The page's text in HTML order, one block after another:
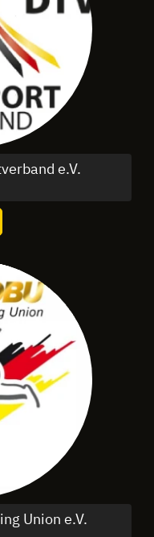
e.V.
Union e.V.